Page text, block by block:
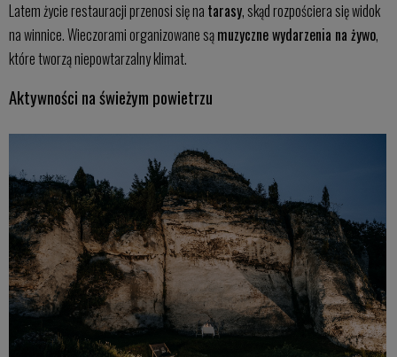
Latem życie restauracji przenosi się na tarasy, skąd rozpościera się widok
na winnice. Wieczorami organizowane sąmuzyczne wydarzenia na żywo,
które tworzą niepowtarzalny klimat.
Aktywności na świeżym powietrzu